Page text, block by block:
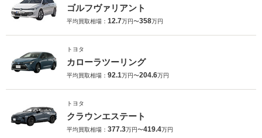
ゴルフヴァリアント
平均買取相場： 12.7万円〜358万円
トヨタ
カローラツーリング
平均買取相場： 92.1万円〜204.6万円
トヨタ
クラウンエステート
平均買取相場： 377.3万円〜419.4万円